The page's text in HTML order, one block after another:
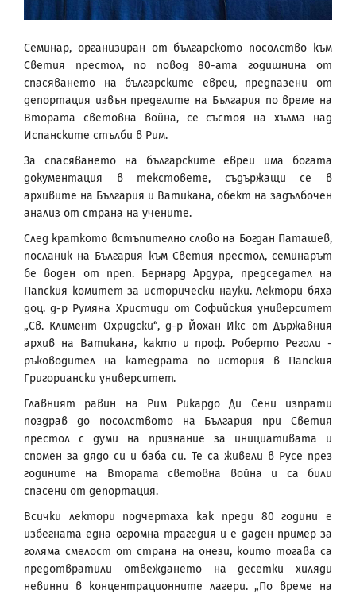
Семинар, организиран от българското посолство към
Светия престол, по повод 80-ата годишнина от
спасяването на българските евреи, предпазени от
депортация извън пределите на България по време на
Втората световна война, се състоя на хълма над
Испанските стълби в Рим.
За спасяването на българските евреи има богата
документация в текстовете, съдържащи се в
архивите на България и Ватикана, обект на задълбочен
анализ от страна на учените.
След краткото встъпително слово на Богдан Паташев,
посланик на България към Светия престол, семинарът
бе воден от преп. Бернард Ардура, председател на
Папския комитет за исторически науки. Лектори бяха
доц. д-р Румяна Христиди от Софийския университет
„Св. Климент Охридски“, д-р Йохан Икс от Държавния
архив на Ватикана, както и проф. Роберто Реголи -
ръководител на катедрата по история в Папския
Григориански университет.
Главният равин на Рим Рикардо Ди Сени изпрати
поздрав до посолството на България при Светия
престол с думи на признание за инициативата и
спомен за дядо си и баба си. Те са живели в Русе през
годините на Втората световна война и са били
спасени от депортация.
Всички лектори подчертаха как преди 80 години е
избегната една огромна трагедия и е даден пример за
голяма смелост от страна на онези, които тогава са
предотвратили отвеждането на десетки хиляди
невинни в концентрационните лагери. „По време на